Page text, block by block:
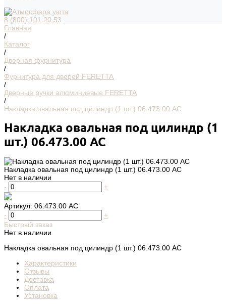
8 (800) 101 20 53
Главная
/
Каталог
/
Дверная фурнитура
/
Фурнитура для дверей FERETTA
/
Дверные ручки алюминиевые FERETTA
/
Накладка овальная под цилиндр (1 шт.) 06.473.00 AC
Накладка овальная под цилиндр (1
шт.) 06.473.00 AC
Накладка овальная под цилиндр (1 шт.) 06.473.00 AC
Нет в наличии
-
+
Артикул: 06.473.00 AC
-
+
Быстрый заказ
Нет в наличии
Накладка овальная под цилиндр (1 шт.) 06.473.00 AC
Характеристики
Отзывы
Доставка
Оплата
Установка